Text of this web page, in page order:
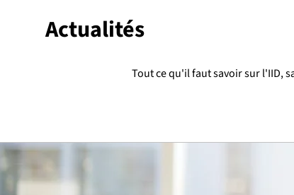
Actualités
Tout ce qu'il faut savoir sur l'IID,